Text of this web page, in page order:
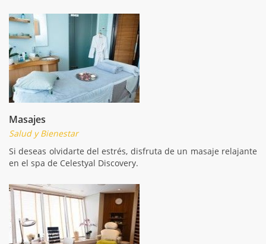
Masajes
Salud y Bienestar
Si deseas olvidarte del estrés, disfruta de un masaje relajante
en el spa de Celestyal Discovery.